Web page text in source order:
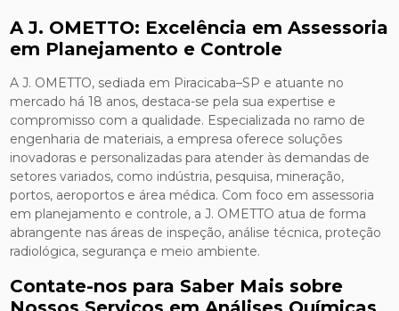
A J. OMETTO: Excelência em Assessoria
em Planejamento e Controle
A J. OMETTO, sediada em Piracicaba–SP e atuante no
mercado há 18 anos, destaca-se pela sua expertise e
compromisso com a qualidade. Especializada no ramo de
engenharia de materiais, a empresa oferece soluções
inovadoras e personalizadas para atender às demandas de
setores variados, como indústria, pesquisa, mineração,
portos, aeroportos e área médica. Com foco em assessoria
em planejamento e controle, a J. OMETTO atua de forma
abrangente nas áreas de inspeção, análise técnica, proteção
radiológica, segurança e meio ambiente.
Contate-nos para Saber Mais sobre